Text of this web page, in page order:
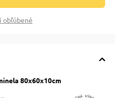
obľúbené
80x60x10cm